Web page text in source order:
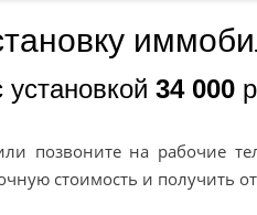
34 000
позвоните на рабочие
стоимость и получить